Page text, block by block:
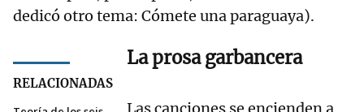
dedicó otro tema: Cómete una paraguaya).
RELACIONADAS
La prosa garbancera